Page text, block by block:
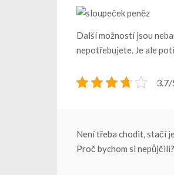
Další možností jsou
nepotřebujete. Je ale
3.7/
Navigace
pro
Není třeba chodit, stačí
Proč bychom si nepůjčili?